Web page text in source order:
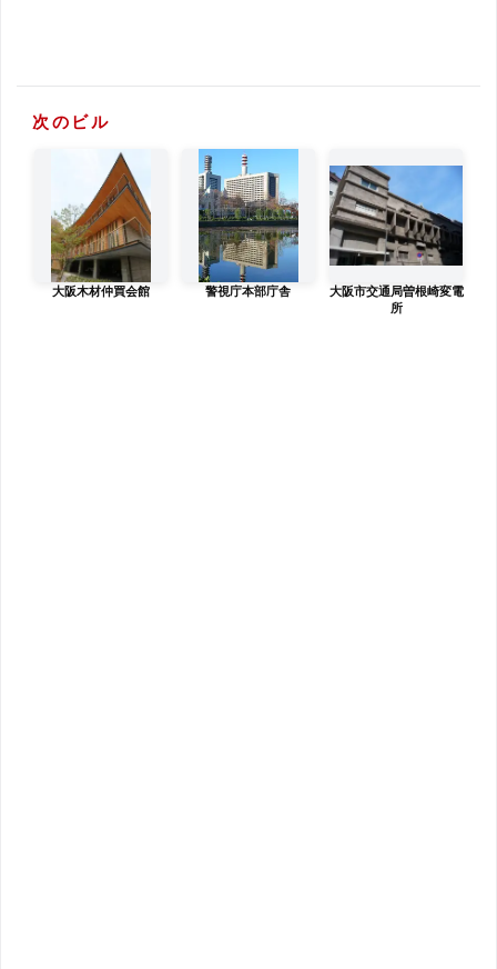
次のビル
大阪木材仲買会館 警視庁本部庁舎
大阪市交通局曽根崎変電
所